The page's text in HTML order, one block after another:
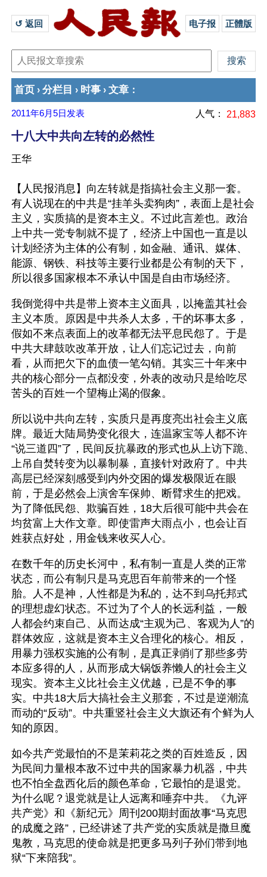
↺ 返回 电子报 正體版
首页 › 分栏目 › 时事 › 文章 ：
2011年6月5日 发表 人气： 21,883
十八大中共向左转的必然性
王华
【人民报消息】向左转就是指搞社会主义那一套。
有人说现在的中共是“挂羊头卖狗肉”，表面上是社会
主义，实质搞的是资本主义。不过此言差也。政治
上中共一党专制就不提了，经济上中国也一直是以
计划经济为主体的公有制，如金融、通讯、媒体、
能源、钢铁、科技等主要行业都是公有制的天下，
所以很多国家根本不承认中国是自由市场经济。
我倒觉得中共是带上资本主义面具，以掩盖其社会
主义本质。原因是中共杀人太多，干的坏事太多，
假如不来点表面上的改革都无法平息民怨了。于是
中共大肆鼓吹改革开放，让人们忘记过去，向前
看，从而把欠下的血债一笔勾销。其实三十年来中
共的核心部分一点都没变，外表的改动只是给吃尽
苦头的百姓一个望梅止渴的假象。
所以说中共向左转，实质只是再度亮出社会主义底
牌。最近大陆局势变化很大，连温家宝等人都不许
“说三道四”了，民间反抗暴政的形式也从上访下跪、
上吊自焚转变为以暴制暴，直接针对政府了。中共
高层已经深刻感受到内外交困的爆发极限近在眼
前，于是必然会上演舍车保帅、断臂求生的把戏。
为了降低民怨、欺骗百姓，18大后很可能中共会在
均贫富上大作文章。即使雷声大雨点小，也会让百
姓获点好处，用金钱来收买人心。
在数千年的历史长河中，私有制一直是人类的正常
状态，而公有制只是马克思百年前带来的一个怪
胎。人不是神，人性都是为私的，达不到乌托邦式
的理想虚幻状态。不过为了个人的长远利益，一般
人都会约束自己、从而达成“主观为己、客观为人”的
群体效应，这就是资本主义合理化的核心。相反，
用暴力强权实施的公有制，是真正剥削了那些多劳
本应多得的人，从而形成大锅饭养懒人的社会主义
现实。资本主义比社会主义优越，已是不争的事
实。中共18大后大搞社会主义那套，不过是逆潮流
而动的“反动”。中共重竖社会主义大旗还有个鲜为人
知的原因。
如今共产党最怕的不是茉莉花之类的百姓造反，因
为民间力量根本敌不过中共的国家暴力机器，中共
也不怕全盘西化后的颜色革命，它最怕的是退党。
为什么呢？退党就是让人远离和唾弃中共。《九评
共产党》和《新纪元》周刊200期封面故事“马克思
的成魔之路”，已经讲述了共产党的实质就是撒旦魔
鬼教，马克思的使命就是把更多马列子孙们带到地
狱“下来陪我”。